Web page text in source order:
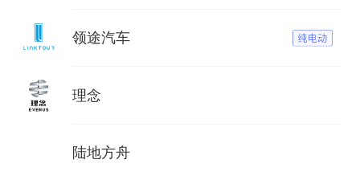
领途汽车
理念
陆地方舟